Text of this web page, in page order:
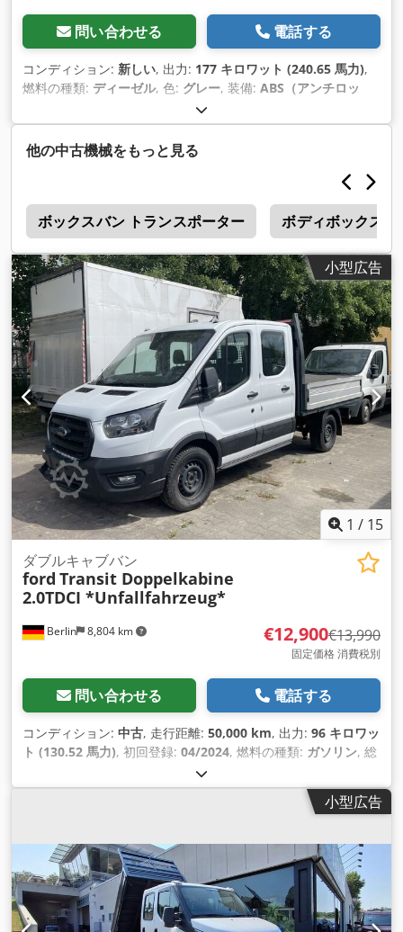
問い合わせる 電話する
コンディション: 新しい, 出力: 177 キロワット (240.65 馬力),
燃料の種類: ディーゼル, 色: グレー, 装備: ABS（アンチロッ
ク・ブレーキ・システム）, イモビライザーシステム, エアコン,
エアバッグ, クルーズコントロール, セントラルロック, トラク
ションコントロール, トラック登録, トレーラー連結装置, ナビ
ゲーションシステム, フォグランプ, 中古車両保証, 全輪駆動, 車
他の中古機械をもっと見る
ボックスバン トランスポーター ボディボックス付
小型広告
1 / 15
Berlin 8,804 km
ダブルキャブバン
ford Transit Doppelkabine
2.0TDCI *Unfallfahrzeug*
€12,900€13,990
固定価格 消費税別
問い合わせる 電話する
コンディション: 中古, 走行距離: 50,000 km, 出力: 96 キロワッ
ト (130.52 馬力), 初回登録: 04/2024, 燃料の種類: ガソリン, 総
, アクスル構成:
（TÜV）:06/2026, 色:白色, 運転席:その他, 変速方式:機械式,
, 座席数:7, 装備:
イモビライザーシステム, エアコン, クルーズコントロール, セ
ントラルロック, トラクションコントロール, トレーラー連結装
置, 事故に遭いました, 車載コンピュータ
小型広告